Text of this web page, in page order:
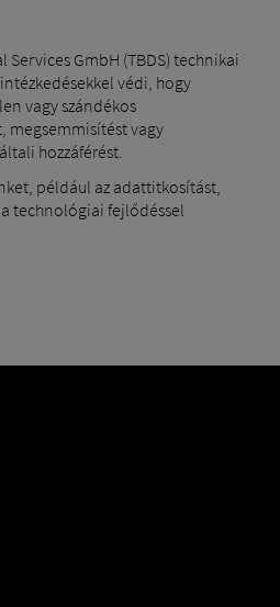
Services GmbH (TBDS) technikai
védi, hogy
vagy szándékos
megsemmisítést vagy
hozzáférést.
például az adattitkosítást,
technológiai fejlődéssel